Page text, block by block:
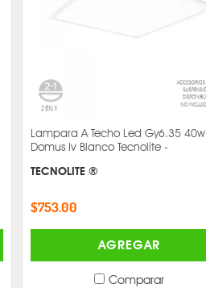
Lampara A Techo Led Gy6.35 40w
Domus Iv Blanco Tecnolite -
TECNOLITE ®
$753.00
AGREGAR
Comparar